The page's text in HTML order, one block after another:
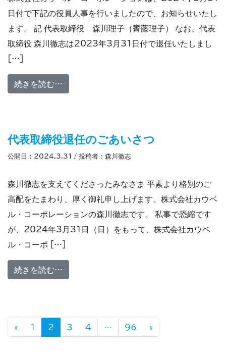
日付で下記の役員人事を行いましたので、お知らせいたし
ます。 記 代表取締役 森川理子（齊藤理子） なお、代表
取締役 森川徹志は2023年3月31日付で退任いたしまし
[…]
続きを読む…
代表取締役退任のごあいさつ
公開日： 2024.3.31 / 投稿者： 森川徹志
森川徹志を支えてくださったみなさま 平素より格別のご
高配をたまわり、厚く御礼申し上げます。株式会社カウベ
ル・コーポレーションの森川徹志です。 私事で恐縮です
が、2024年3月31日（日）をもって、株式会社カウベ
ル・コーポ […]
続きを読む…
投稿ナビゲーション
« 1 2 3 4 … 96 »